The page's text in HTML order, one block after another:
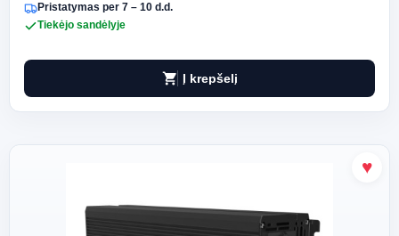
Pristatymas per 7 – 10 d.d.
Tiekėjo sandėlyje
shopping_cart Į krepšelį